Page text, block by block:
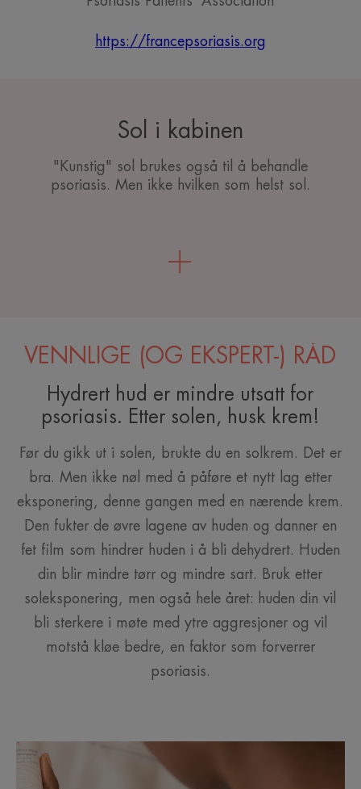
https://francepsoriasis.org
Sol i kabinen
"Kunstig" sol brukes også til å behandle
psoriasis. Men ikke hvilken som helst sol.
VENNLIGE (OG EKSPERT-) RÅD
Hydrert hud er mindre utsatt for
psoriasis. Etter solen, husk krem!
Før du gikk ut i solen, brukte du en solkrem. Det er
bra. Men ikke nøl med å påføre et nytt lag etter
eksponering, denne gangen med en nærende krem.
Den fukter de øvre lagene av huden og danner en
fet film som hindrer huden i å bli dehydrert. Huden
din blir mindre tørr og mindre sart. Bruk etter
soleksponering, men også hele året: huden din vil
bli sterkere i møte med ytre aggresjoner og vil
motstå kløe bedre, en faktor som forverrer
psoriasis.